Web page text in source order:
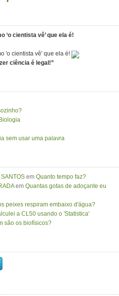
‘o cientista vê’ que ela é!
ciência é legal!”
sem usar uma palavra
em Quanto tempo faz?
em Quantas gotas de adoçante eu
peixes respiram embaixo d'água?
a CL50 usando o 'Statistica'
são os biofísicos?